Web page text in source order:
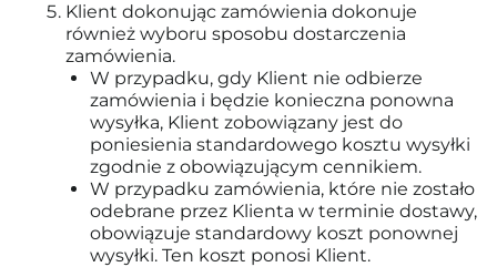
Klient dokonując zamówienia dokonuje
również wyboru sposobu dostarczenia
zamówienia.
W przypadku, gdy Klient nie odbierze
zamówienia i będzie konieczna ponowna
wysyłka, Klient zobowiązany jest do
poniesienia standardowego kosztu wysyłki
zgodnie z obowiązującym cennikiem.
W przypadku zamówienia, które nie zostało
odebrane przez Klienta w terminie dostawy,
obowiązuje standardowy koszt ponownej
wysyłki. Ten koszt ponosi Klient.